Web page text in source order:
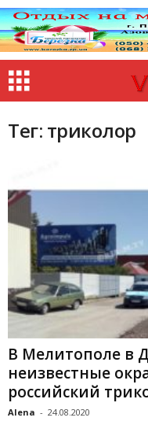
Тег: триколор
В Мелитополе в
неизвестные
российский
Alena - 24.08.2020